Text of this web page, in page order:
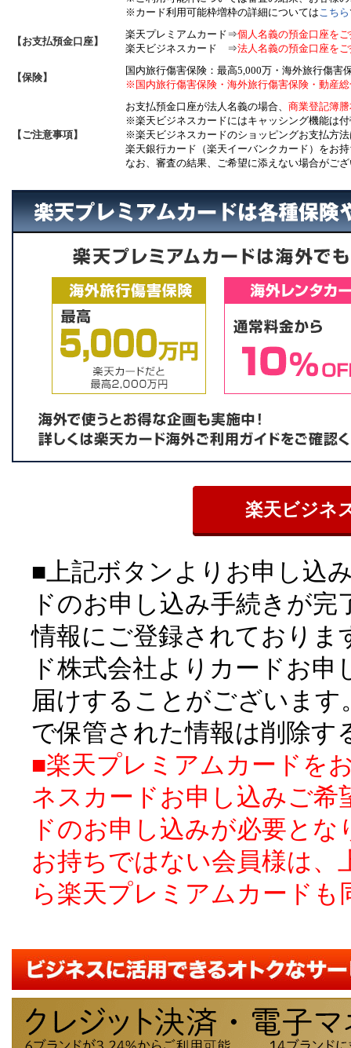
※カード利用可能枠増枠の詳細については こちら
【お支払預金口座】
楽天プレミアムカード⇒個人名義の預金口座を
楽天ビジネスカード ⇒法人名義の預金口座を
【保険】
国内旅行傷害保険：最高5,000万・海外旅行傷害
※国内旅行傷害保険・海外旅行傷害保険・動産
【ご注意事項】
お支払預金口座が法人名義の場合、 商業登記簿
※楽天ビジネスカードにはキャッシング機能は
※楽天ビジネスカードのショッピングお支払方
楽天銀行カード（楽天イーバンクカード）をお
なお、審査の結果、ご希望に添えない場合がご
楽天ビジネ
■上記ボタンよりお申し込
ドのお申し込み手続きが
情報にご登録されておりま
ド株式会社よりカードお
届けすることがございま
で保管された情報は削除す
■楽天プレミアムカードを
ネスカードお申し込みご希
ドのお申し込みが必要と
お持ちではない会員様は、
ら楽天プレミアムカード